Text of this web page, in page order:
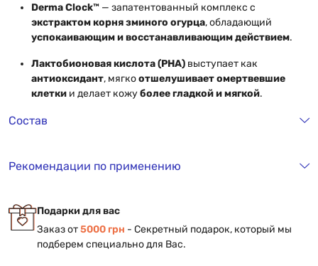
Derma Clock™ — запатентованный комплекс с
экстрактом корня зминого огурца, обладающий
успокаивающим и восстанавливающим действием.
Лактобионовая кислота (PHA) выступает как
антиоксидант, мягкоотшелушивает омертвевшие
клетки и делает кожуболее гладкой и мягкой.
Состав
Рекомендации по применению
Подарки для вас
Заказ от5000 грн - Секретный подарок, который мы
подберем специально для Вас.